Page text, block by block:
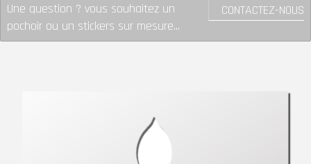
CONTACTEZ-NOUS
Une question ? vous souhaitez un
pochoir ou un stickers sur mesure...